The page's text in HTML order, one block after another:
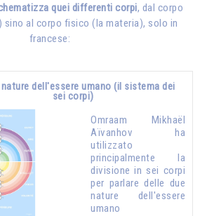
quei differenti corpi, dal corpo
al corpo fisico (la materia), solo in
francese:
nature dell'essere umano (il sistema dei
sei corpi)
Omraam Mikhaël
Aïvanhov ha
utilizzato
principalmente la
divisione in sei corpi
per parlare delle due
nature dell'essere
umano